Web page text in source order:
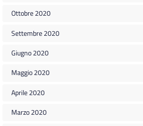
Ottobre 2020
Settembre 2020
Giugno 2020
Maggio 2020
Aprile 2020
Marzo 2020